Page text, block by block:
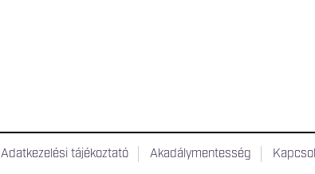
Adatkezelési tájékoztató Akadálymentesség